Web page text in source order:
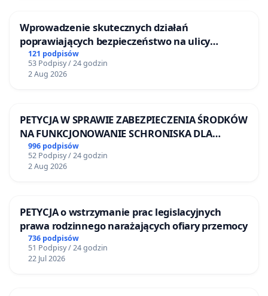
Wprowadzenie skutecznych działań
poprawiających bezpieczeństwo na ulicy
Żeromskiego w Otwocku
121 podpisów
53 Podpisy / 24 godzin
2 Aug 2026
PETYCJA W SPRAWIE ZABEZPIECZENIA ŚRODKÓW
NA FUNKCJONOWANIE SCHRONISKA DLA
BEZDOMNYCH ZWIERZĄT W SKARYSZEWIE
996 podpisów
52 Podpisy / 24 godzin
2 Aug 2026
PETYCJA o wstrzymanie prac legislacyjnych
prawa rodzinnego narażających ofiary przemocy
736 podpisów
51 Podpisy / 24 godzin
22 Jul 2026